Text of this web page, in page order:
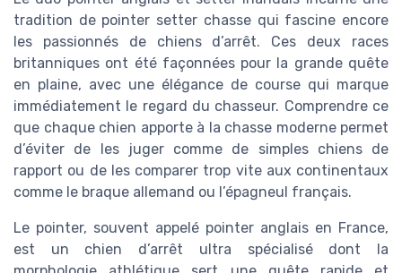
tradition de pointer setter chasse qui fascine encore
les passionnés de chiens d’arrêt. Ces deux races
britanniques ont été façonnées pour la grande quête
en plaine, avec une élégance de course qui marque
immédiatement le regard du chasseur. Comprendre ce
que chaque chien apporte à la chasse moderne permet
d’éviter de les juger comme de simples chiens de
rapport ou de les comparer trop vite aux continentaux
comme le braque allemand ou l’épagneul français.
Le pointer, souvent appelé pointer anglais en France,
est un chien d’arrêt ultra spécialisé dont la